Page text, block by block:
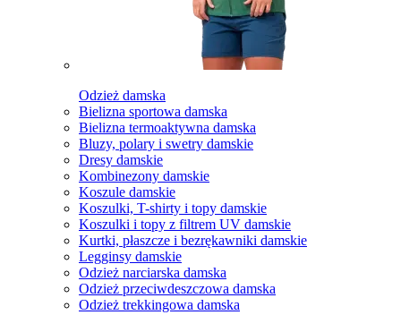
Odzież damska
Bielizna sportowa damska
Bielizna termoaktywna damska
Bluzy, polary i swetry damskie
Dresy damskie
Kombinezony damskie
Koszule damskie
Koszulki, T-shirty i topy damskie
Koszulki i topy z filtrem UV damskie
Kurtki, płaszcze i bezrękawniki damskie
Legginsy damskie
Odzież narciarska damska
Odzież przeciwdeszczowa damska
Odzież trekkingowa damska